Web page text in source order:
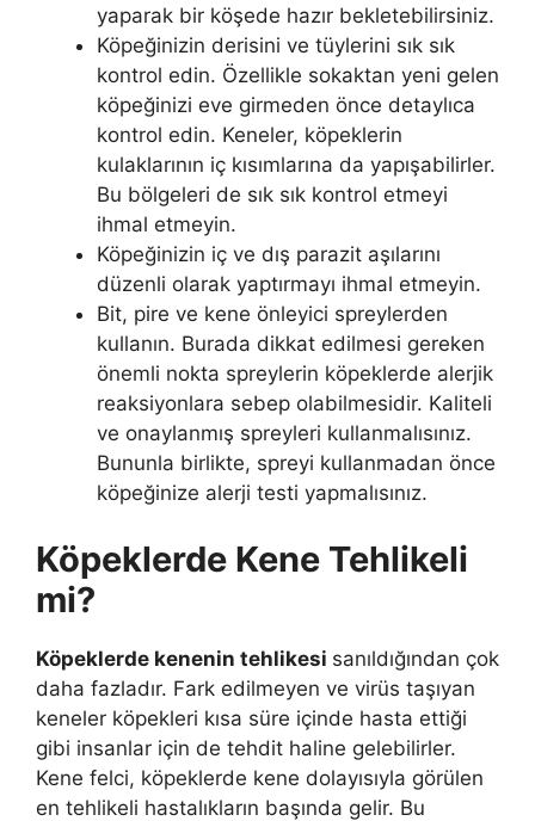
yaparak bir köşede hazır bekletebilirsiniz.
Köpeğinizin derisini ve tüylerini sık sık
kontrol edin. Özellikle sokaktan yeni gelen
köpeğinizi eve girmeden önce detaylıca
kontrol edin. Keneler, köpeklerin
kulaklarının iç kısımlarına da yapışabilirler.
Bu bölgeleri de sık sık kontrol etmeyi
ihmal etmeyin.
Köpeğinizin iç ve dış parazit aşılarını
düzenli olarak yaptırmayı ihmal etmeyin.
Bit, pire ve kene önleyici spreylerden
kullanın. Burada dikkat edilmesi gereken
önemli nokta spreylerin köpeklerde alerjik
reaksiyonlara sebep olabilmesidir. Kaliteli
ve onaylanmış spreyleri kullanmalısınız.
Bununla birlikte, spreyi kullanmadan önce
köpeğinize alerji testi yapmalısınız.
Köpeklerde Kene Tehlikeli
mi?
Köpeklerde kenenin tehlikesi sanıldığından çok
daha fazladır. Fark edilmeyen ve virüs taşıyan
keneler köpekleri kısa süre içinde hasta ettiği
gibi insanlar için de tehdit haline gelebilirler.
Kene felci, köpeklerde kene dolayısıyla görülen
en tehlikeli hastalıkların başında gelir. Bu